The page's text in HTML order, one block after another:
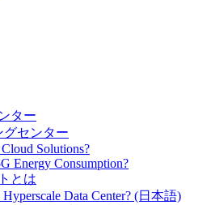
ター
グセンター
Solutions?
Energy Consumption?
とは
Hyperscale Data Center? (日本語)